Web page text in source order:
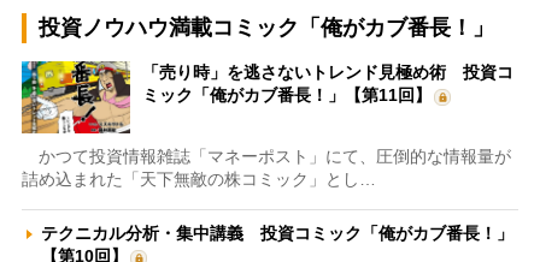
投資ノウハウ満載コミック「俺がカブ番長！」
「売り時」を逃さないトレンド見極め術 投資コ
ミック「俺がカブ番長！」【第11回】
かつて投資情報雑誌「マネーポスト」にて、圧倒的な情報量が
詰め込まれた「天下無敵の株コミック」とし…
テクニカル分析・集中講義 投資コミック「俺がカブ番長！」
【第10回】